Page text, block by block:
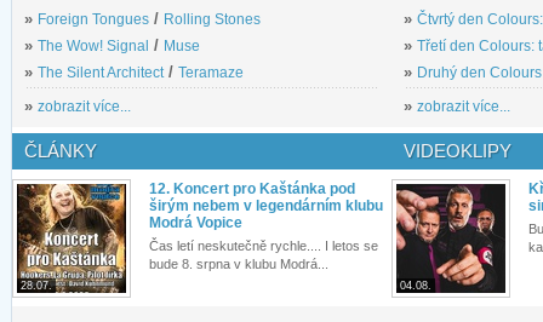
» Foreign Tongues / Rolling Stones
» The Wow! Signal / Muse
» The Silent Architect / Teramaze
» zobrazit více...
» Čtvrtý den
» Třetí den Colours:
» Druhý den
» zobrazit více...
ČLÁNKY
28.07.
12. Koncert pro Kaštánka pod
širým nebem v legendárním klubu
Modrá Vopice
Čas letí neskutečně rychle.... I letos se
bude 8. srpna v klubu Modrá...
VIDEOKLIPY
04.08.